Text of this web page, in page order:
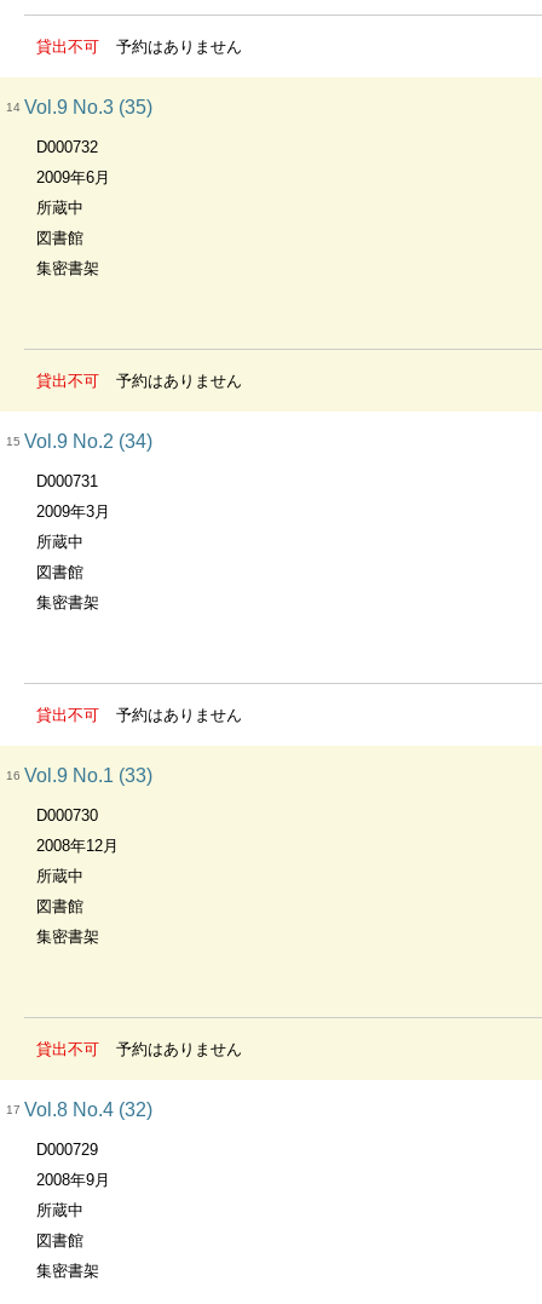
貸出不可 予約はありません
14 Vol.9 No.3 (35)
D000732
2009年6月
所蔵中
図書館
集密書架
貸出不可 予約はありません
15 Vol.9 No.2 (34)
D000731
2009年3月
所蔵中
図書館
集密書架
貸出不可 予約はありません
16 Vol.9 No.1 (33)
D000730
2008年12月
所蔵中
図書館
集密書架
貸出不可 予約はありません
17 Vol.8 No.4 (32)
D000729
2008年9月
所蔵中
図書館
集密書架